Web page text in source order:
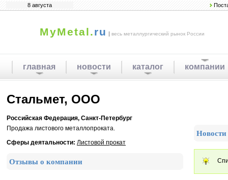
8 августа
MyMetal.ru | весь металлургический рынок России
главная новости каталог компании
Стальмет, ООО
Российская Федерация, Санкт-Петербург
Продажа листового металлопроката.
Сферы деятальности: Листовой прокат
Отзывы о компании